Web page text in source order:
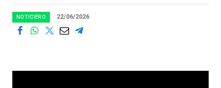
NOTICIERO 22/06/2026